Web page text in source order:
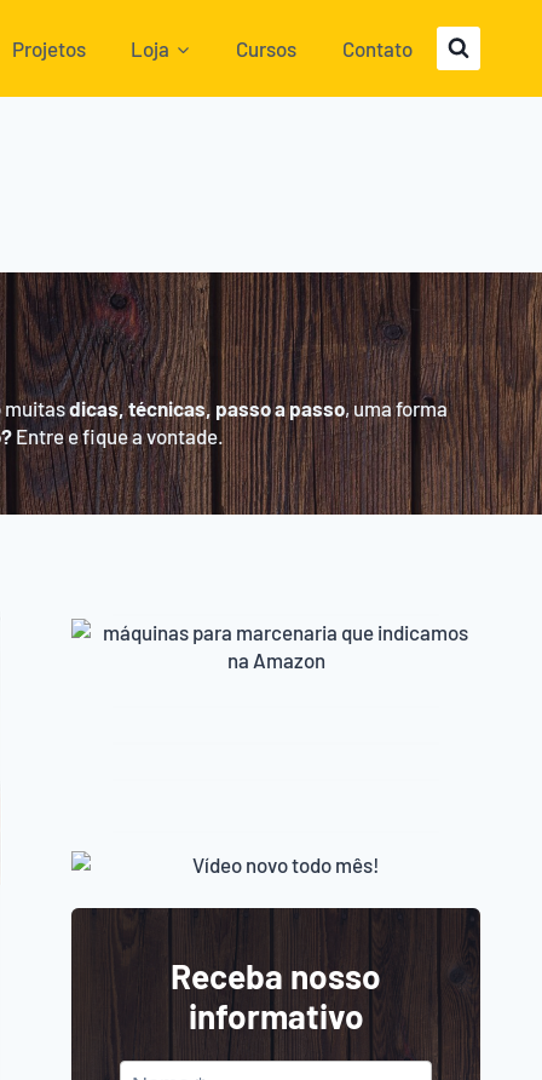
Projetos Loja Cursos Contato
muitasdicas, técnicas, passo a passo, uma forma
Entre e fique a vontade.
Receba nosso
informativo